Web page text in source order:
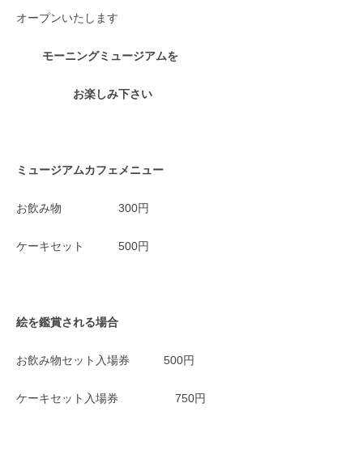
オープンいたします
モーニングミュージアムを
お楽しみ下さい
ミュージアムカフェメニュー
お飲み物 300円
ケーキセット 500円
絵を鑑賞される場合
お飲み物セット入場券 500円
ケーキセット入場券 750円